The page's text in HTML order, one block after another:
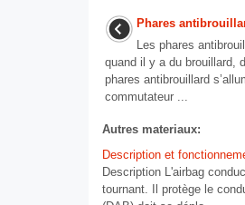
Phares
Les phares
quand il y a du brouillard,
phares antibrouillard
commutateur ...
Autres materiaux:
Description et
Description L'airbag
tournant. Il protège le